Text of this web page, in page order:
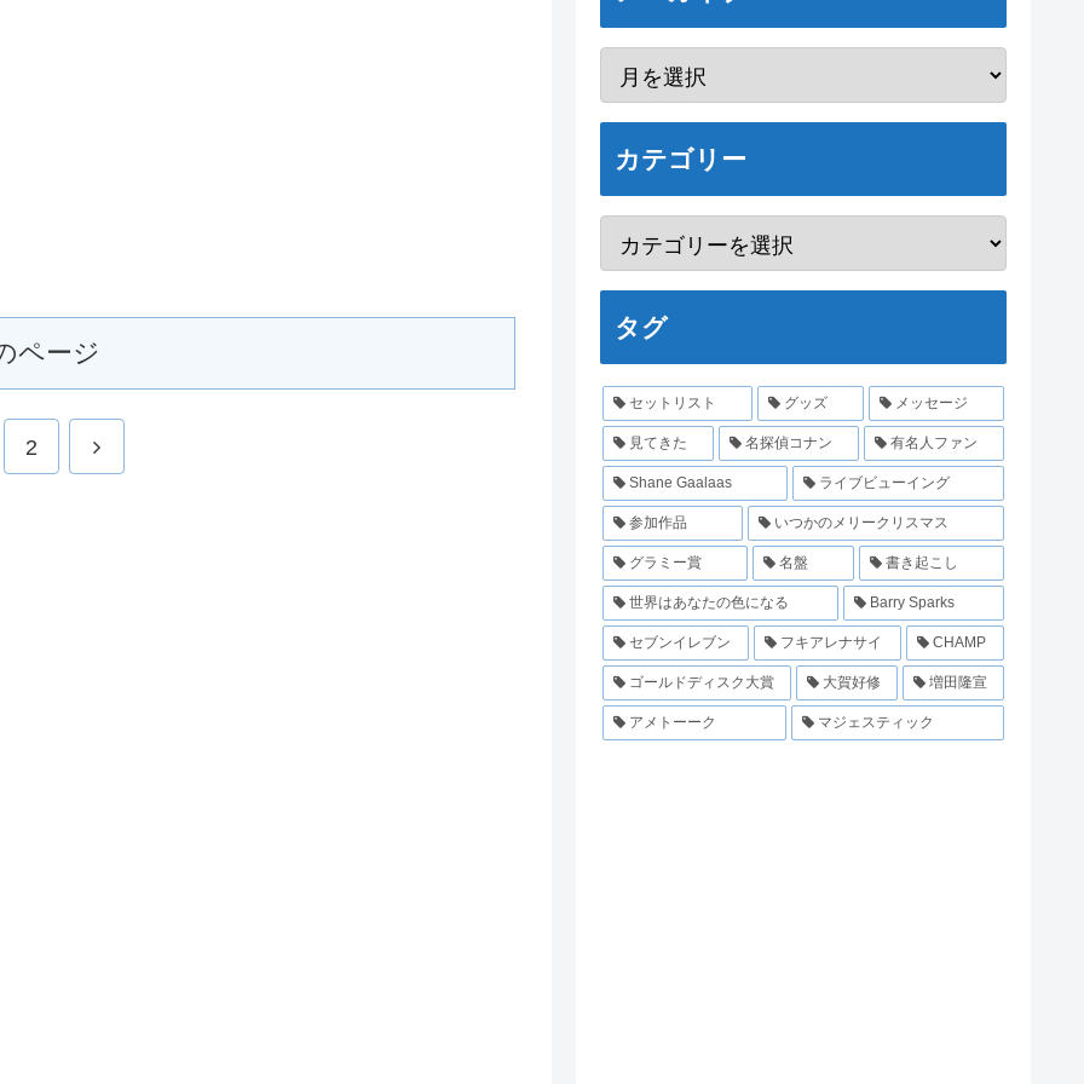
ページ
2
カテゴリー
タグ
セットリスト グッズ メッセージ
見てきた 名探偵コナン 有名人ファン
Shane Gaalaas ライブビューイング
参加作品 いつかのメリークリスマス
グラミー賞 名盤 書き起こし
世界はあなたの色になる Barry Sparks
セブンイレブン フキアレナサイ CHAMP
ゴールドディスク大賞 大賀好修 増田隆宣
アメトーーク マジェスティック